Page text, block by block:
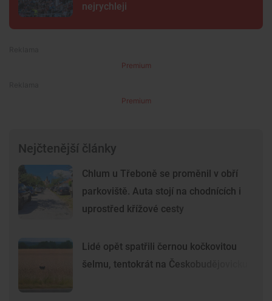
nejrychleji
Premium
Premium
Nejčtenější články
Chlum u Třeboně se proměnil v obří
parkoviště. Auta stojí na chodnících i
uprostřed křížové cesty
Lidé opět spatřili černou kočkovitou
šelmu, tentokrát na Českobudějovicku